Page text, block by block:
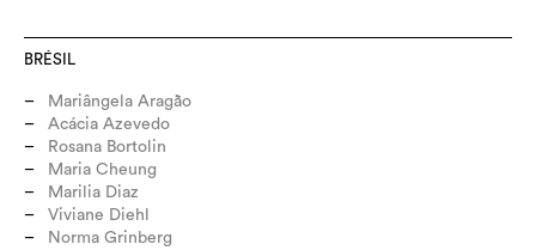
BRÉSIL
Mariângela Aragão
Acácia Azevedo
Rosana Bortolin
Maria Cheung
Marilia Diaz
Viviane Diehl
Norma Grinberg